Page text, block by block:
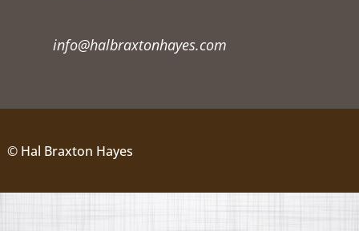
info@halbraxtonhayes.com
© Hal Braxton Hayes